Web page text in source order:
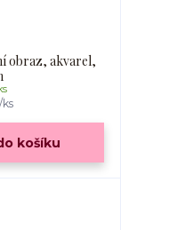
obraz, akvarel,
ks
košíku